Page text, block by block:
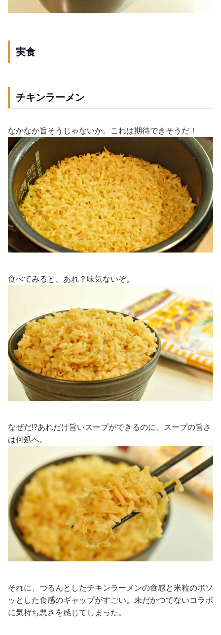
実食
チキンラーメン
なかなか旨そうじゃないか。これは期待できそうだ！
食べてみると、あれ？味気ないぞ。
なぜだ!?あれだけ旨いスープができるのに。スープの旨さ
は何処へ。
それに、つるんとしたチキンラーメンの食感と米粒のボソ
ッとした食感のギャップがすごい。未だかつてないコラボ
に気持ち悪さを感じてしまった。